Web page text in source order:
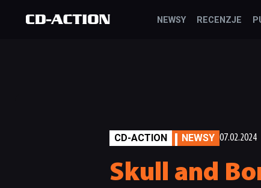
NEWSY RECENZJE
CD-ACTION NEWSY 07.02.2024
Skull and